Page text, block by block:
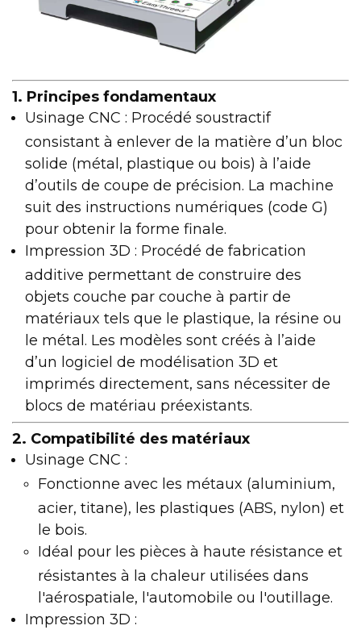
1. Principes fondamentaux
Usinage CNC : Procédé soustractif
consistant à enlever de la matière d’un bloc
solide (métal, plastique ou bois) à l’aide
d’outils de coupe de précision. La machine
suit des instructions numériques (code G)
pour obtenir la forme finale.
Impression 3D : Procédé de fabrication
additive permettant de construire des
objets couche par couche à partir de
matériaux tels que le plastique, la résine ou
le métal. Les modèles sont créés à l’aide
d’un logiciel de modélisation 3D et
imprimés directement, sans nécessiter de
blocs de matériau préexistants.
2. Compatibilité des matériaux
Usinage CNC :
Fonctionne avec les métaux (aluminium,
acier, titane), les plastiques (ABS, nylon) et
le bois.
Idéal pour les pièces à haute résistance et
résistantes à la chaleur utilisées dans
l'aérospatiale, l'automobile ou l'outillage.
Impression 3D :